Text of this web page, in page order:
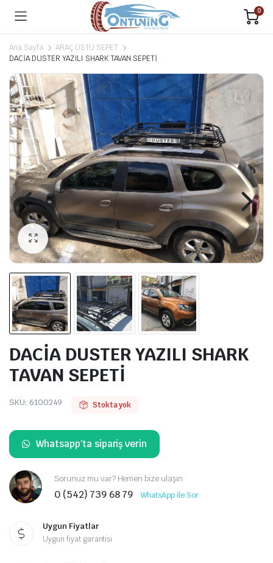
0
Ana Sayfa
ARAÇ ÜSTÜ SEPET
DACİA DUSTER YAZILI SHARK TAVAN SEPETİ
DACİA DUSTER YAZILI SHARK
TAVAN SEPETİ
SKU: 6100249 Stokta yok
Whatsapp'ta sipariş verin
Sorunuz mu var? Hemen bize ulaşın
0 (542) 739 68 79 WhatsApp ile Sor
Uygun Fiyatlar
Uygun fiyat garantisi